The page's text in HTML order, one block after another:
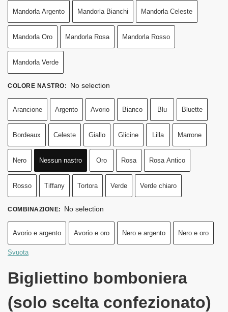
Mandorla Argento Mandorla Bianchi Mandorla Celeste
Mandorla Oro Mandorla Rosa Mandorla Rosso
Mandorla Verde
COLORE NASTRO: No selection
Arancione Argento Avorio Bianco Blu Bluette
Bordeaux Celeste Giallo Glicine Lilla Marrone
Nero Nessun nastro Oro Rosa Rosa Antico
Rosso Tiffany Tortora Verde Verde chiaro
COMBINAZIONE: No selection
Avorio e argento Avorio e oro Nero e argento Nero e oro
Svuota
Bigliettino bomboniera
(solo scelta confezionato)